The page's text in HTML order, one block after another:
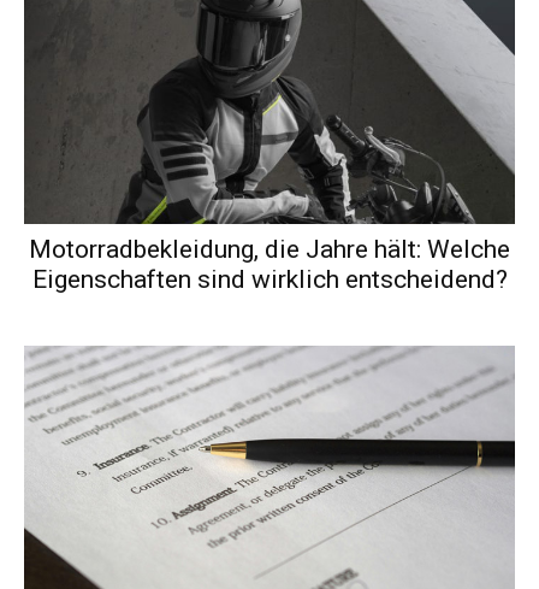
Motorradbekleidung, die Jahre hält: Welche
Eigenschaften sind wirklich entscheidend?